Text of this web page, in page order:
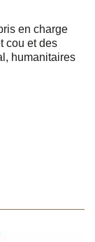
en charge
cou et des
humanitaires